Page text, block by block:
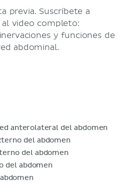
previa. Suscríbete a
al video completo:
y funciones de
abdominal.
anterolateral del abdomen
del abdomen
del abdomen
del abdomen